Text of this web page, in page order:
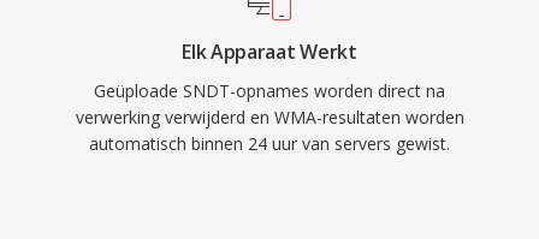
Elk Apparaat Werkt
Geüploade SNDT-opnames worden direct na
verwerking verwijderd en WMA-resultaten worden
automatisch binnen 24 uur van servers gewist.